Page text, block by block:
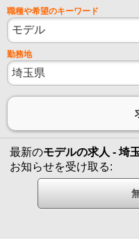
職種や希望のキーワード
勤務地
最新のモデルの求人 - 埼
お知らせを受け取る: